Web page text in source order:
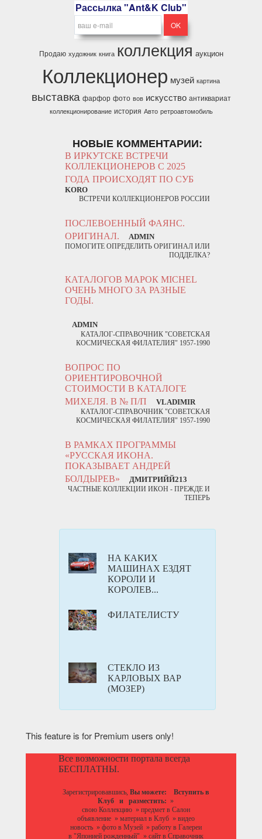
Рассылка "Ant&K Club"
Продаю художник книга коллекция аукцион
Коллекционер музей картина
выставка фарфор фото вов искусство антиквариат
коллекционирование история Авто ретроавтомобиль
НОВЫЕ КОММЕНТАРИИ:
В ИРКУТСКЕ ВСТРЕЧИ
КОЛЛЕКЦИОНЕРОВ С 2025
ГОДА ПРОИСХОДЯТ ПО СУБ
KORO
ВСТРЕЧИ КОЛЛЕКЦИОНЕРОВ РОССИИ
ПОСЛЕВОЕННЫЙ ФАЯНС.
ОРИГИНАЛ.
ADMIN
ПОМОГИТЕ ОПРЕДЕЛИТЬ ОРИГИНАЛ ИЛИ
ПОДДЕЛКА?
КАТАЛОГОВ МАРОК MICHEL
ОЧЕНЬ МНОГО ЗА РАЗНЫЕ
ГОДЫ.
ADMIN
КАТАЛОГ-СПРАВОЧНИК "СОВЕТСКАЯ
КОСМИЧЕСКАЯ ФИЛАТЕЛИЯ" 1957-1990
ВОПРОС ПО
ОРИЕНТИРОВОЧНОЙ
СТОИМОСТИ В КАТАЛОГЕ
МИХЕЛЯ. В № П/П
VLADIMIR
КАТАЛОГ-СПРАВОЧНИК "СОВЕТСКАЯ
КОСМИЧЕСКАЯ ФИЛАТЕЛИЯ" 1957-1990
В РАМКАХ ПРОГРАММЫ
«РУССКАЯ ИКОНА.
ПОКАЗЫВАЕТ АНДРЕЙ
БОЛДЫРЕВ»
ДМИТРИЙЙ213
ЧАСТНЫЕ КОЛЛЕКЦИИ ИКОН - ПРЕЖДЕ И
ТЕПЕРЬ
НА КАКИХ
МАШИНАХ ЕЗДЯТ
КОРОЛИ И
КОРОЛЕВ...
ФИЛАТЕЛИСТУ
СТЕКЛО ИЗ
КАРЛОВЫХ ВАР
(МОЗЕР)
This feature is for Premium users only!
Все возможности портала всегда
БЕСПЛАТНЫ.
Зарегистрировавшись, Вы можете:
Вступить в
Клуб
и разместить: »
свою Коллекцию» предмет в Салон
объявление» материал в Клуб» видео
новость» фото в Музей» работу в Галереи
в "Японией рожденный" » сайт в Справочник